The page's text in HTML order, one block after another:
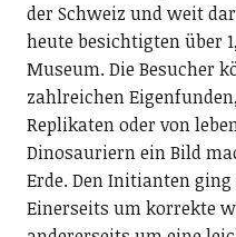
der Schweiz und weit
heute besichtigten über
Museum. Die Besucher
zahlreichen
Replikaten oder von
Dinosauriern ein Bild
Erde. Den Initianten
Einerseits um korrekte